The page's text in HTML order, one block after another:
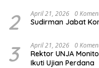
2 April 21, 2026 0
Sudirman Jabat
3 April 21, 2026 0
Rektor UNJA
Ikuti Ujian Perdana